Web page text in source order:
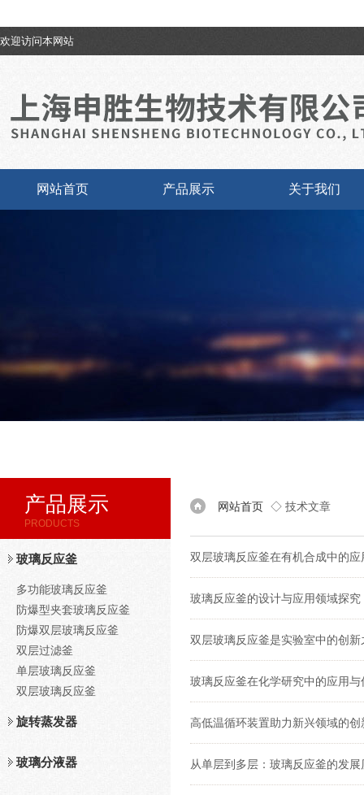
欢迎访问本网站
网站首页 产品展示 关于我们
产品展示
PRODUCTS
玻璃反应釜
多功能玻璃反应釜
防爆型夹套玻璃反应釜
防爆双层玻璃反应釜
双层过滤釜
单层玻璃反应釜
双层玻璃反应釜
旋转蒸发器
玻璃分液器
网站首页 ◇ 技术文章
双层玻璃反应釜在有机合成中的应
玻璃反应釜的设计与应用领域探究
双层玻璃反应釜是实验室中的创新
玻璃反应釜在化学研究中的应用与
高低温循环装置助力新兴领域的创
从单层到多层：玻璃反应釜的发